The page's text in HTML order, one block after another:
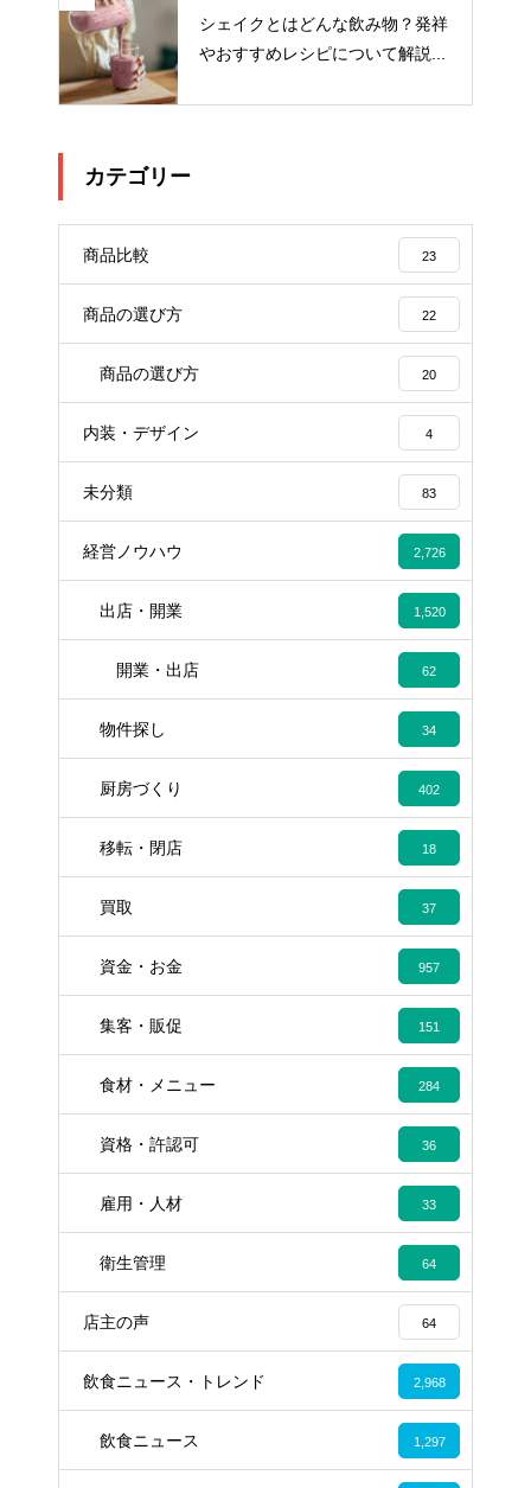
シェイクとはどんな飲み物？発祥
やおすすめレシピについて解説...
カテゴリー
商品比較 23
商品の選び方 22
商品の選び方 20
内装・デザイン 4
未分類 83
経営ノウハウ 2,726
出店・開業 1,520
開業・出店 62
物件探し 34
厨房づくり 402
移転・閉店 18
買取 37
資金・お金 957
集客・販促 151
食材・メニュー 284
資格・許認可 36
雇用・人材 33
衛生管理 64
店主の声 64
飲食ニュース・トレンド 2,968
飲食ニュース 1,297